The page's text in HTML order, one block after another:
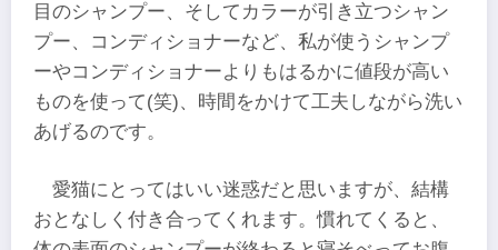
目のシャンプー、そしてカラーが引き立つシャン
プー、コンディショナーなど、私が使うシャンプ
ーやコンディショナーよりもはるかに値段が高い
ものを使って(笑)、時間をかけて工夫しながら洗い
あげるのです。
愛猫にとってはいい迷惑だと思いますが、結構
おとなしく付き合ってくれます。慣れてくると、